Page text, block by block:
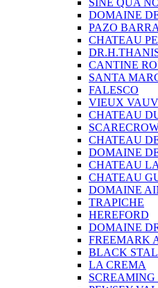
SINE QUA
DOMAINE
PAZO
CHATEAU
CANTINE
SANTA
FALESCO
VIEUX
CHATEAU
CHATEAU
DOMAINE
CHATEAU
CHATEAU
DOMAINE
TRAPICHE
HEREFORD
DOMAINE
FREEMARK
BLACK
LA CREMA